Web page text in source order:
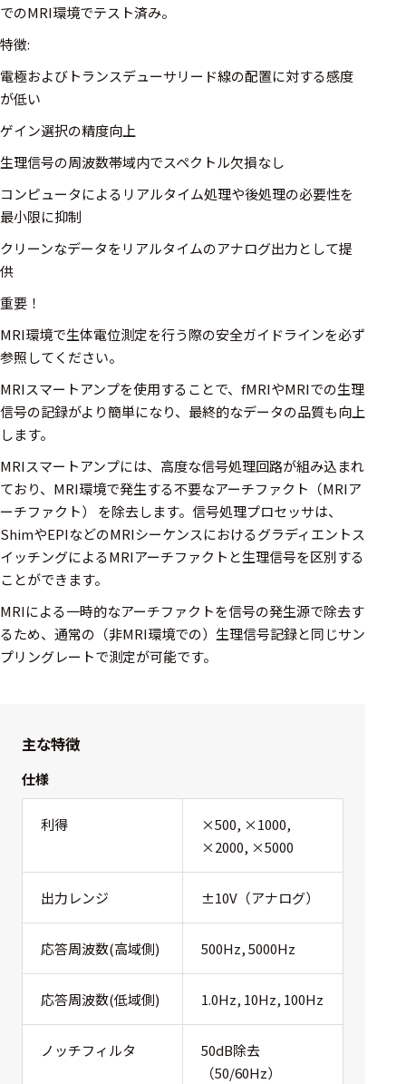
ゴニオメ
ッキング
プローブ
計測機器
トランス
デューサ
リアする
698
の
製
品
表
示
す
る
でのMRI環境でテスト済み。
特徴:
電極およびトランスデューサリード線の配置に対する感度
が低い
ゲイン選択の精度向上
生理信号の周波数帯域内でスペクトル欠損なし
コンピュータによるリアルタイム処理や後処理の必要性を
最小限に抑制
クリーンなデータをリアルタイムのアナログ出力として提
供
重要！
MRI環境で生体電位測定を行う際の安全ガイドラインを必ず
参照してください。
MRIスマートアンプを使用することで、fMRIやMRIでの生理
信号の記録がより簡単になり、最終的なデータの品質も向上
します。
MRIスマートアンプには、高度な信号処理回路が組み込まれ
ており、MRI環境で発生する不要なアーチファクト（MRIア
ーチファクト） を除去します。信号処理プロセッサは、
ShimやEPIなどのMRIシーケンスにおけるグラディエントス
イッチングによるMRIアーチファクトと生理信号を区別する
ことができます。
MRIによる一時的なアーチファクトを信号の発生源で除去す
るため、通常の（非MRI環境での）生理信号記録と同じサン
プリングレートで測定が可能です。
主な特徴
仕様
利得
×500, ×1000,
×2000, ×5000
出力レンジ ±10V（アナログ）
応答周波数(高域側) 500Hz, 5000Hz
応答周波数(低域側) 1.0Hz, 10Hz, 100Hz
ノッチフィルタ
50dB除去
（50/60Hz）